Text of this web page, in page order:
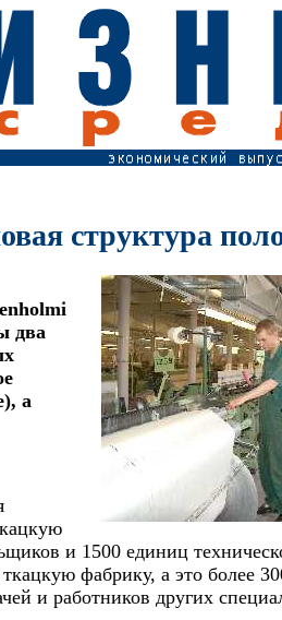
структура
два
а
и 1500 единиц
фабрику, а это более
и работников других